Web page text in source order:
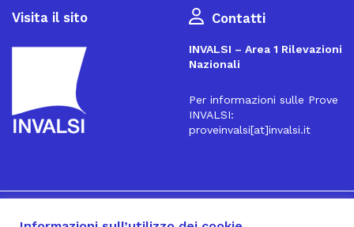
Visita il sito Contatti
INVALSI – Area 1 Rilevazioni
Nazionali
Per informazioni sulle Prove
INVALSI:
proveinvalsi[at]invalsi.it
Iscriviti alla Newsletter